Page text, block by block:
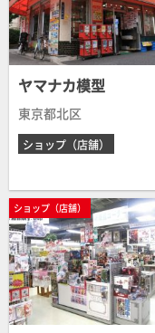
ヤマナカ模型
東京都北区
ショップ（店舗）
ショップ（店舗）